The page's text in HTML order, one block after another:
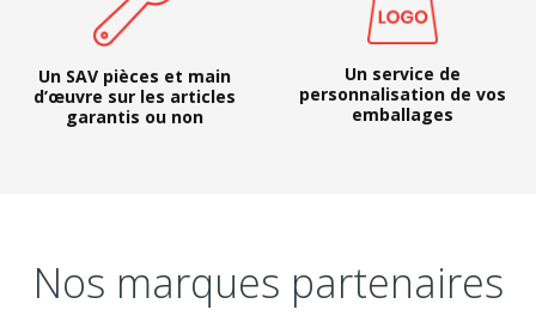
Un SAV pièces et main
d’œuvre sur les articles
garantis ou non
Un service de
personnalisation de vos
emballages
Nos marques partenaires